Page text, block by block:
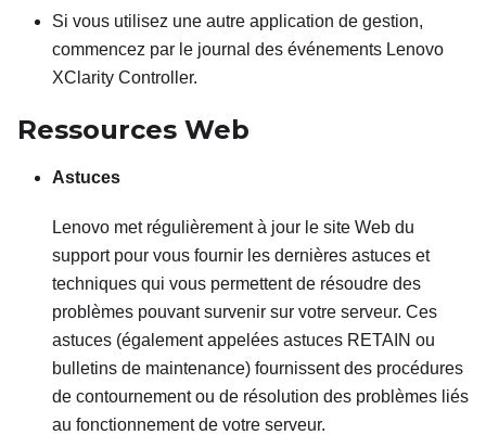
Si vous utilisez une autre application de gestion,
commencez par le journal des événements Lenovo
XClarity Controller.
Ressources Web
Astuces
Lenovo met régulièrement à jour le site Web du
support pour vous fournir les dernières astuces et
techniques qui vous permettent de résoudre des
problèmes pouvant survenir sur votre serveur. Ces
astuces (également appelées astuces RETAIN ou
bulletins de maintenance) fournissent des procédures
de contournement ou de résolution des problèmes liés
au fonctionnement de votre serveur.